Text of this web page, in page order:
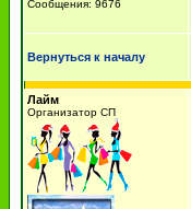
Сообщения: 9676
Вернуться к началу
Лайм
Организатор СП